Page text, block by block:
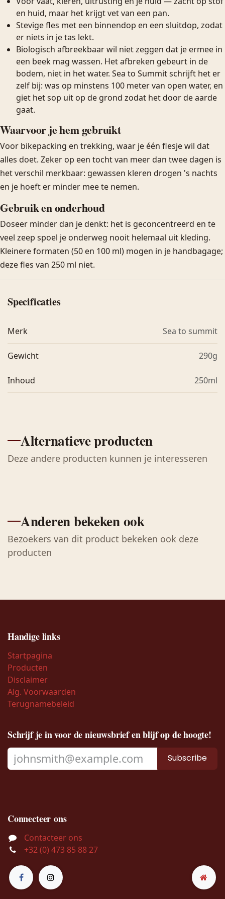
en huid, maar het krijgt vet van een pan.
Stevige fles met een binnendop en een sluitdop, zodat
er niets in je tas lekt.
Biologisch afbreekbaar wil niet zeggen dat je ermee in
een beek mag wassen. Het afbreken gebeurt in de
bodem, niet in het water. Sea to Summit schrijft het er
zelf bij: was op minstens 100 meter van open water, en
giet het sop uit op de grond zodat het door de aarde
gaat.
Waarvoor je hem gebruikt
Voor bikepacking en trekking, waar je één flesje wil dat
alles doet. Zeker op een tocht van meer dan twee dagen is
het verschil merkbaar: gewassen kleren drogen 's nachts
en je hoeft er minder mee te nemen.
Gebruik en onderhoud
Doseer minder dan je denkt: het is geconcentreerd en te
veel zeep spoel je onderweg nooit helemaal uit kleding.
Kleinere formaten (50 en 100 ml) mogen in je handbagage;
deze fles van 250 ml niet.
Specificaties
Merk Sea to summit
Gewicht 290g
Inhoud 250ml
Alternatieve producten
Deze andere producten kunnen je interesseren
Anderen bekeken ook
Bezoekers van dit product bekeken ook deze
producten
Handige links
Startpagina
Producten
Disclaimer
Alg. Voorwaarden
Terugnamebeleid
Schrijf je in voor de nieuwsbrief en blijf op de hoogte!
Subscribe
Connecteer ons
Contacteer ons
+32 (0) 473 85 88 27